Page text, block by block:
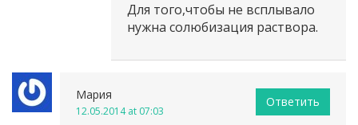
Для того,чтобы не всплывало
нужна солюбизация раствора.
Мария
12.05.2014 at 07:03
Ответить